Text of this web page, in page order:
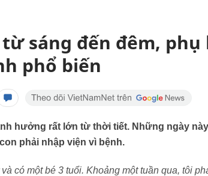
từ sáng đến đêm,
phổ biến
hưởng rất lớn từ thời tiết. Những ngày
phải nhập viện vì bệnh.
có một bé 3 tuổi. Khoảng một tuần qua, tôi